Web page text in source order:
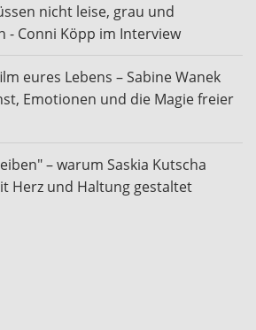
nicht leise, grau und
- Conni Köpp im Interview
eures Lebens – Sabine Wanek
Emotionen und die Magie freier
– warum Saskia Kutscha
Herz und Haltung gestaltet